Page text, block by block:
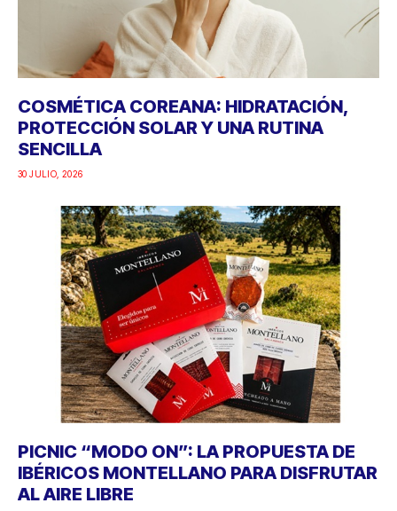
COSMÉTICA COREANA: HIDRATACIÓN,
PROTECCIÓN SOLAR Y UNA RUTINA
SENCILLA
30 JULIO, 2026
PICNIC “MODO ON”: LA PROPUESTA DE
IBÉRICOS MONTELLANO PARA DISFRUTAR
AL AIRE LIBRE